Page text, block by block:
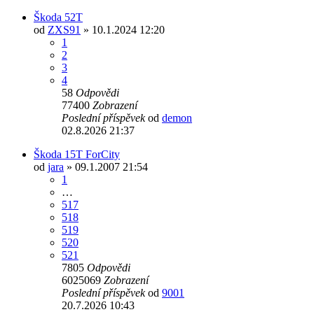
Škoda 52T
od ZXS91 » 10.1.2024 12:20
1
2
3
4
58 Odpovědi
77400 Zobrazení
Poslední příspěvekod demon
02.8.2026 21:37
Škoda 15T ForCity
od jara » 09.1.2007 21:54
1
…
517
518
519
520
521
7805 Odpovědi
6025069 Zobrazení
Poslední příspěvekod 9001
20.7.2026 10:43